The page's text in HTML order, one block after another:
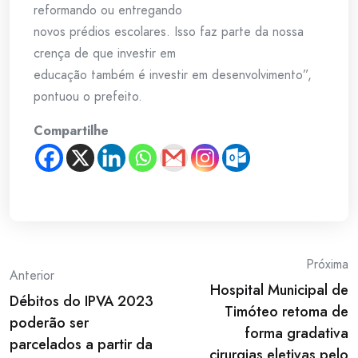
reformando ou entregando
novos prédios escolares. Isso faz parte da nossa
crença de que investir em
educação também é investir em desenvolvimento”,
pontuou o prefeito.
Compartilhe
Post
navigation
Anterior
Débitos do IPVA 2023
poderão ser
parcelados a partir da
Próxima
Hospital Municipal de
Timóteo retoma de
forma gradativa